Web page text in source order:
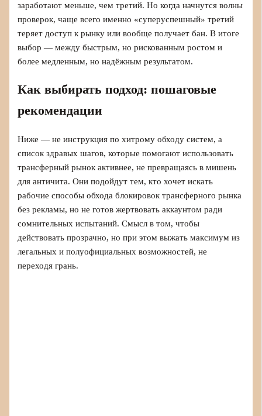
заработают меньше, чем третий. Но когда начнутся волны
проверок, чаще всего именно «суперуспешный» третий
теряет доступ к рынку или вообще получает бан. В итоге
выбор — между быстрым, но рискованным ростом и
более медленным, но надёжным результатом.
Как выбирать подход: пошаговые
рекомендации
Ниже — не инструкция по хитрому обходу систем, а
список здравых шагов, которые помогают использовать
трансферный рынок активнее, не превращаясь в мишень
для античита. Они подойдут тем, кто хочет искать
рабочие способы обхода блокировок трансферного рынка
без рекламы, но не готов жертвовать аккаунтом ради
сомнительных испытаний. Смысл в том, чтобы
действовать прозрачно, но при этом выжать максимум из
легальных и полуофициальных возможностей, не
переходя грань.